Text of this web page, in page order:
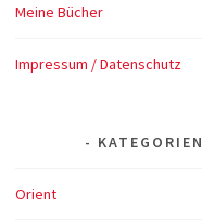
Meine Bücher
Impressum / Datenschutz
KATEGORIEN
Orient